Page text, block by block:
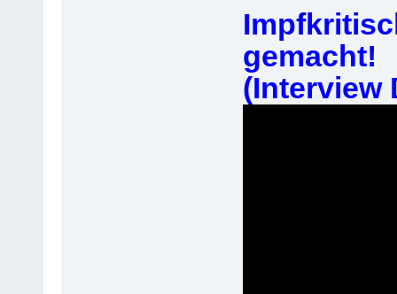
gemacht!
(Interview